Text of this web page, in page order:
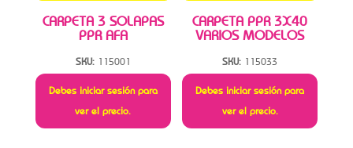
CARPETA 3 SOLAPAS
PPR AFA
SKU: 115001
Debes iniciar sesión para
ver el precio.
CARPETA PPR 3X40
VARIOS MODELOS
SKU: 115033
Debes iniciar sesión para
ver el precio.